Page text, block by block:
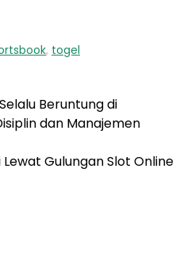
, togel
Beruntung di
dan Manajemen
Gulungan Slot Online